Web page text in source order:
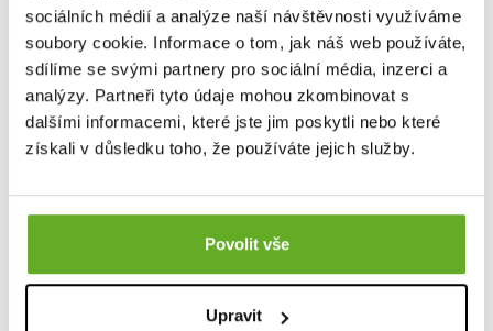
sociálních médií a analýze naší návštěvnosti využíváme
soubory cookie. Informace o tom, jak náš web používáte,
sdílíme se svými partnery pro sociální média, inzerci a
analýzy. Partneři tyto údaje mohou zkombinovat s
dalšími informacemi, které jste jim poskytli nebo které
získali v důsledku toho, že používáte jejich služby.
Povolit vše
Upravit
ÄHNLICHE PRODUKTE